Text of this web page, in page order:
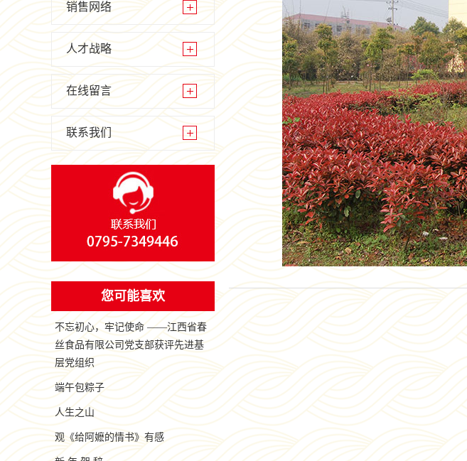
销售网络
人才战略
在线留言
联系我们
您可能喜欢
不忘初心，牢记使命 ——江西省春
丝食品有限公司党支部获评先进基
层党组织
端午包粽子
人生之山
观《给阿嬷的情书》有感